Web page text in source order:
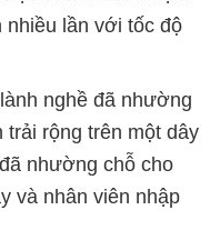
lần với tốc độ
nghề đã nhường
trải rộng trên một dây
nhường chỗ cho
và nhân viên nhập